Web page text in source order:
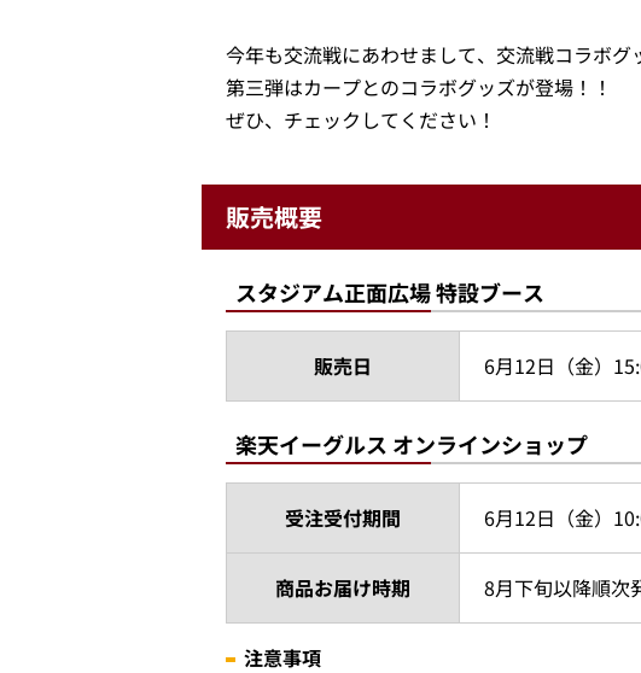
今年も交流戦にあわせまして、交流戦コラボグ
第三弾はカープとのコラボグッズが登場！！
ぜひ、チェックしてください！
販売概要
スタジアム正面広場 特設ブース
販売日 6月12日（金）
楽天イーグルス オンラインショップ
受注受付期間 6月12日（金）
商品お届け時期 8月下旬以降順次
注意事項